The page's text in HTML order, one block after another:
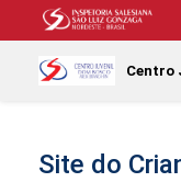
Centro
Site do